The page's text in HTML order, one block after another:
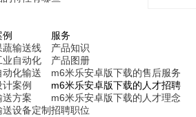
蔬输送线
业自动化
动化输送
计案例
送方案
送设备定制
服务
产品知识
产品图册
m6米乐安卓版下载的售后服务
m6米乐安卓版下载的人才招聘
m6米乐安卓版下载的人才理念
招聘职位